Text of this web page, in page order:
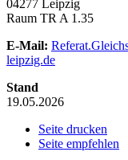
04277 Leipzig
Raum TR A 1.35
E-Mail:
leipzig.de
Stand
19.05.2026
Seite drucken
Seite empfehlen